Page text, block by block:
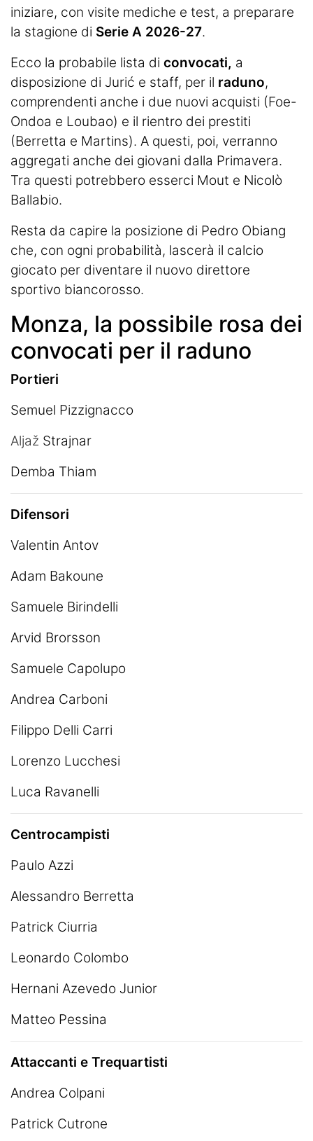
iniziare, con visite mediche e test, a preparare
la stagione di Serie A 2026-27.
Ecco la probabile lista di convocati, a
disposizione di Jurić e staff, per il raduno,
comprendenti anche i due nuovi acquisti (Foe-
Ondoa e Loubao) e il rientro dei prestiti
(Berretta e Martins). A questi, poi, verranno
aggregati anche dei giovani dalla Primavera.
Tra questi potrebbero esserci Mout e Nicolò
Ballabio.
Resta da capire la posizione di Pedro Obiang
che, con ogni probabilità, lascerà il calcio
giocato per diventare il nuovo direttore
sportivo biancorosso.
Monza, la possibile rosa dei
convocati per il raduno
Portieri
Semuel Pizzignacco
Aljaž Strajnar
Demba Thiam
Difensori
Valentin Antov
Adam Bakoune
Samuele Birindelli
Arvid Brorsson
Samuele Capolupo
Andrea Carboni
Filippo Delli Carri
Lorenzo Lucchesi
Luca Ravanelli
Centrocampisti
Paulo Azzi
Alessandro Berretta
Patrick Ciurria
Leonardo Colombo
Hernani Azevedo Junior
Matteo Pessina
Attaccanti e Trequartisti
Andrea Colpani
Patrick Cutrone